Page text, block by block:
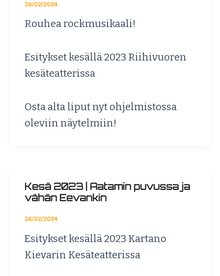
26/02/2024
Rouhea rockmusikaali!
Esitykset kesällä 2023 Riihivuoren
kesäteatterissa
Osta alta liput nyt ohjelmistossa
oleviin näytelmiin!
Kesä 2023 | Aatamin puvussa ja
vähän Eevankin
26/02/2024
Esitykset kesällä 2023 Kartano
Kievarin Kesäteatterissa